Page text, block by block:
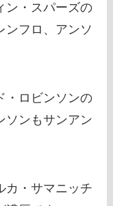
ン・スパーズの
ンフロ、アンソ
・ロビンソンの
ソンもサンアン
カ・サマニッチ